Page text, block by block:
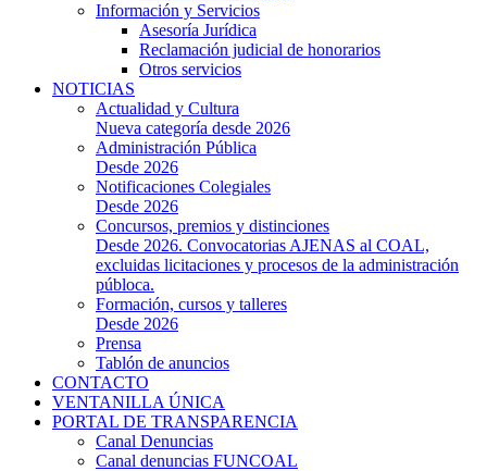
Información y Servicios
Asesoría Jurídica
Reclamación judicial de honorarios
Otros servicios
NOTICIAS
Actualidad y Cultura
Nueva categoría desde 2026
Administración Pública
Desde 2026
Notificaciones Colegiales
Desde 2026
Concursos, premios y distinciones
Desde 2026. Convocatorias AJENAS al COAL,
excluidas licitaciones y procesos de la administración
públoca.
Formación, cursos y talleres
Desde 2026
Prensa
Tablón de anuncios
CONTACTO
VENTANILLA ÚNICA
PORTAL DE TRANSPARENCIA
Canal Denuncias
Canal denuncias FUNCOAL